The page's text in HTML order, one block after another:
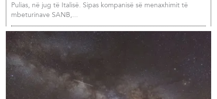
Pulias, në jug të Italisë. Sipas kompanisë së menaxhimit të
mbeturinave SANB,...